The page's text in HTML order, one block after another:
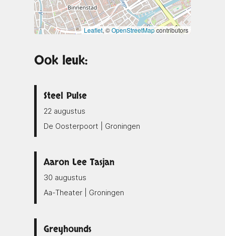
Leaflet, ©OpenStreetMapcontributors
Ook leuk:
Steel Pulse
22 augustus
De Oosterpoort | Groningen
Aaron Lee Tasjan
30 augustus
Aa-Theater | Groningen
Greyhounds